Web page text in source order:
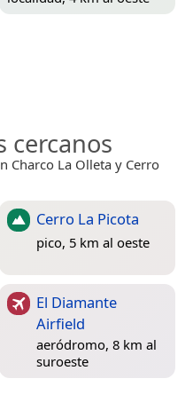
cercanos
Charco La Olleta y Cerro
Cerro La Picota
pico, 5 km al oeste
El Diamante
Airfield
aeródromo, 8 km al
suroeste